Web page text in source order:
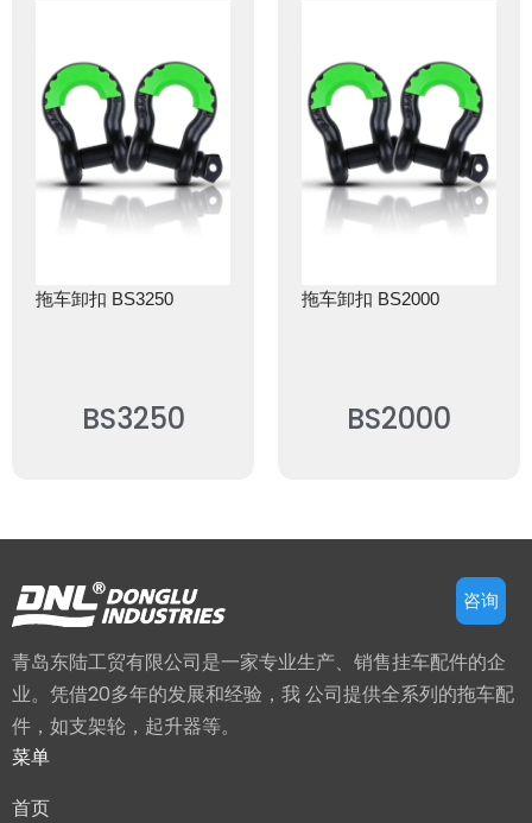
拖车卸扣 BS3250
BS3250
拖车卸扣 BS2000
BS2000
青岛东陆工贸有限公司是一家专业生产、销售挂车配件的企
业。凭借20多年的发展和经验，我 公司提供全系列的拖车配
件，如支架轮，起升器等。
菜单
首页
咨询